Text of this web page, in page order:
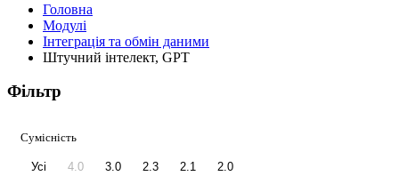
Головна
Модулі
Інтеграція та обмін даними
Штучний інтелект, GPT
Фільтр
Сумісність
Усі 4.0 3.0 2.3 2.1 2.0